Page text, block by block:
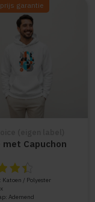
5
garantie
met Capuchon
van dit
Katoen / Polyester
Ademend